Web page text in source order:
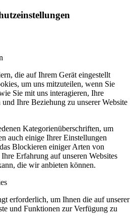
die auf Ihrem Gerät eingestellt
um uns mitzuteilen, wenn Sie
Sie mit uns interagieren, Ihre
Ihre Beziehung zu unserer Website
Kategorienüberschriften, um
auch einige Ihrer Einstellungen
Blockieren einiger Arten von
Erfahrung auf unseren Websites
die wir anbieten können.
erforderlich, um Ihnen die auf unserer
und Funktionen zur Verfügung zu